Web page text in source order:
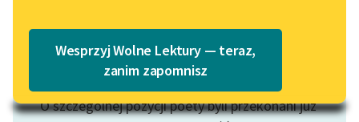
Lektury szkolne i klasyka
literatury do słuchania dla
uczennic i uczniów z
Katalog w formacie PDF
Wesprzyj Wolne Lektury — teraz,
zanim zapomnisz
Motyw: Poeta
O szczególnej pozycji poety byli przekonani już